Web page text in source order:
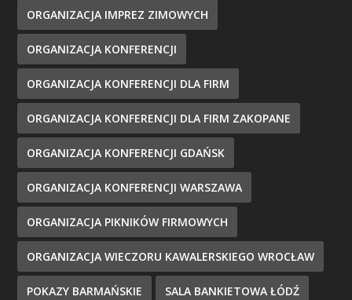
ORGANIZACJA IMPREZ ZIMOWYCH
ORGANIZACJA KONFERENCJI
ORGANIZACJA KONFERENCJI DLA FIRM
ORGANIZACJA KONFERENCJI DLA FIRM ZAKOPANE
ORGANIZACJA KONFERENCJI GDAŃSK
ORGANIZACJA KONFERENCJI WARSZAWA
ORGANIZACJA PIKNIKÓW FIRMOWYCH
ORGANIZACJA WIECZORU KAWALERSKIEGO WROCŁAW
POKAZY BARMAŃSKIE SALA BANKIETOWA ŁÓDŹ